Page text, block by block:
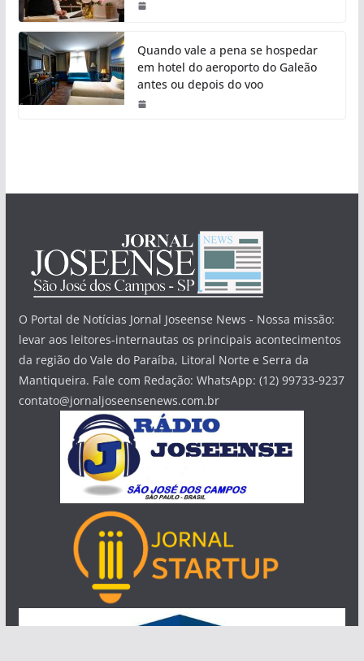
Quando vale a pena se hospedar
em hotel do aeroporto do Galeão
antes ou depois do voo
O Portal de Notícias Jornal Joseense News - Nossa missão:
levar aos leitores-internautas os principais acontecimentos
da região do Vale do Paraíba, Litoral Norte e Serra da
Mantiqueira. Fale com Redação: WhatsApp: (12) 99733-9237
contato@jornaljoseensenews.com.br